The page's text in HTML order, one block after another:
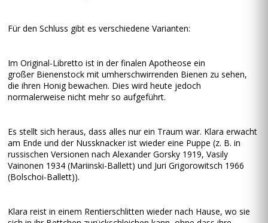
Für den Schluss gibt es verschiedene Varianten:
Im Original-Libretto ist in der finalen Apotheose ein
großer Bienenstock mit umherschwirrenden Bienen zu sehen,
die ihren Honig bewachen. Dies wird heute jedoch
normalerweise nicht mehr so aufgeführt.
Es stellt sich heraus, dass alles nur ein Traum war. Klara erwacht
am Ende und der Nussknacker ist wieder eine Puppe (z. B. in
russischen Versionen nach Alexander Gorsky 1919, Vasily
Vainonen 1934 (Mariinski-Ballett) und Juri Grigorowitsch 1966
(Bolschoi-Ballett)).
Klara reist in einem Rentierschlitten wieder nach Hause, wo sie